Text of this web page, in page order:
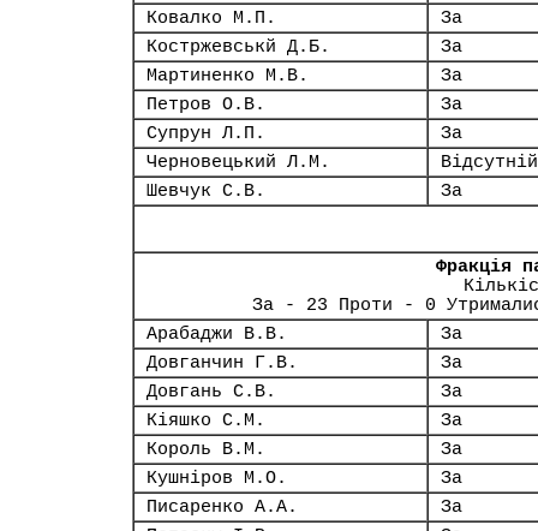
Ковалко М.П.
За
Костржевськй Д.Б.
За
Мартиненко М.В.
За
Петров О.В.
За
Супрун Л.П.
За
Черновецький Л.М.
Відсутній
Шевчук С.В.
За
Фракція
За - 23 Проти - 0
Арабаджи В.В.
За
Довганчин Г.В.
За
Довгань С.В.
За
Кіяшко С.М.
За
Король В.М.
За
Кушніров М.О.
За
Писаренко А.А.
За